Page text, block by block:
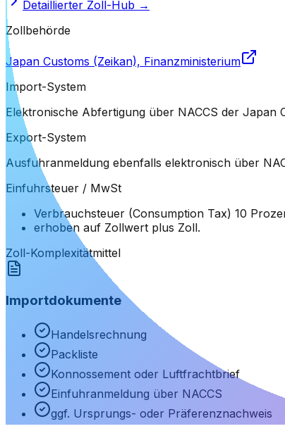
Detaillierter Zoll-Hub →
Zollbehörde
Japan Customs (Zeikan), Finanzministerium
Import-System
Elektronische Abfertigung über NACCS der
Export-System
Ausfuhranmeldung ebenfalls elektronisch über
Einfuhrsteuer / MwSt
Verbrauchsteuer (Consumption Tax) 10
erhoben auf Zollwert plus Zoll.
Zoll-Komplexitätmittel
Importdokumente
Handelsrechnung
Packliste
Konnossement oder Luftfrachtbrief
Einfuhranmeldung über NACCS
ggf. Ursprungs- oder Präferenznachweis